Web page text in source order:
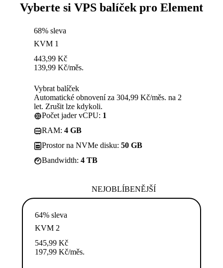
Vyberte si VPS balíček pro Element
68% sleva
KVM 1
443,99 Kč
139,99 Kč/měs.
Vybrat balíček
Automatické obnovení za 304,99 Kč/měs. na 2
let. Zrušit lze kdykoli.
Počet jader vCPU: 1
RAM: 4 GB
Prostor na NVMe disku: 50 GB
Bandwidth: 4 TB
NEJOBLÍBENĚJŠÍ
64% sleva
KVM 2
545,99 Kč
197,99 Kč/měs.